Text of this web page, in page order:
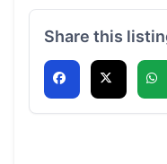
Share this